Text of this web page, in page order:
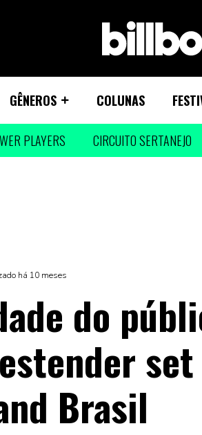
GÊNEROS COLUNAS
PLAYERS CIRCUITO SERTANEJO
há 10 meses
do
Brasil